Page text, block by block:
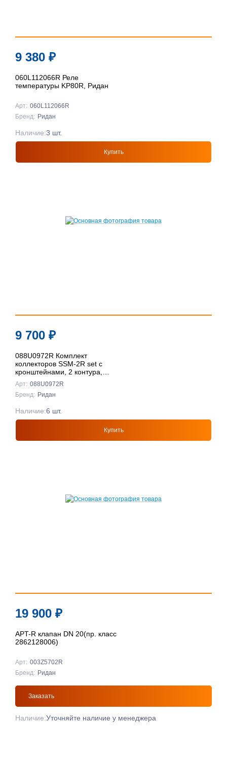
9 380 ₽
060L112066R Реле
температуры KP80R, Ридан
Арт: 060L112066R
Бренд: Ридан
Купить
Наличие:3 шт.
9 700 ₽
088U0972R Комплект
коллекторов SSM-2R set с
кронштейнами, 2 контура,
Ридан
Арт: 088U0972R
Бренд: Ридан
Купить
Наличие:6 шт.
19 900 ₽
APT-R клапан DN 20(пр. класс
2862128006)
Арт: 003Z5702R
Бренд: Ридан
Заказать
Наличие:Уточняйте наличие у менеджера